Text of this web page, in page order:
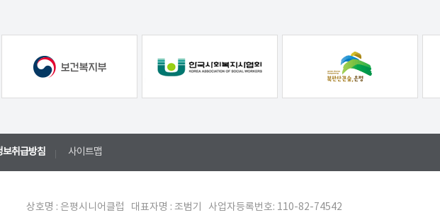
보취급방침 사이트맵
상호명 : 은평시니어클럽 대표자명 : 조범기 사업자등록번호: 110-82-74542